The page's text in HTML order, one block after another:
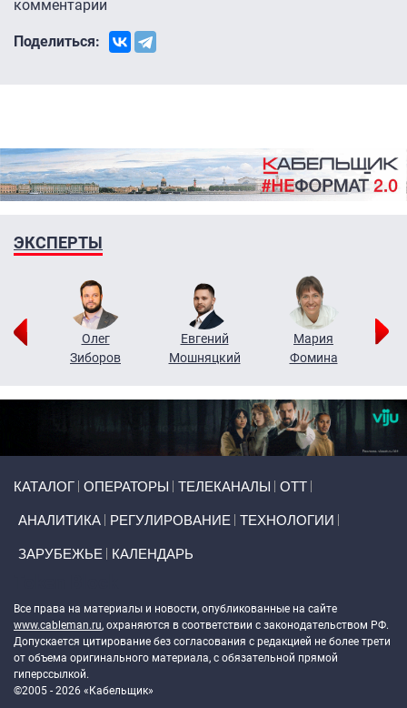
комментарии
Поделиться:
ЭКСПЕРТЫ
Олег
Зиборов
Евгений
Мошняцкий
Мария
Фомина
КАТАЛОГ ОПЕРАТОРЫ ТЕЛЕКАНАЛЫ ОТТ
АНАЛИТИКА РЕГУЛИРОВАНИЕ ТЕХНОЛОГИИ
ЗАРУБЕЖЬЕ КАЛЕНДАРЬ
Все права на материалы и новости, опубликованные на сайте
www.cableman.ru, охраняются в соответствии с законодательством РФ.
Допускается цитирование без согласования с редакцией не более трети
от объема оригинального материала, с обязательной прямой
гиперссылкой.
©2005 - 2026 «Кабельщик»